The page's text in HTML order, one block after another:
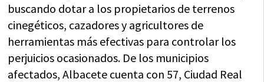
buscando dotar a los propietarios de terrenos
cinegéticos, cazadores y agricultores de
herramientas más efectivas para controlar los
perjuicios ocasionados. De los municipios
afectados, Albacete cuenta con 57, Ciudad Real